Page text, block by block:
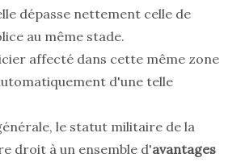
dépasse nettement celle de
au même stade.
affecté dans cette même zone
d'une telle
le statut militaire de la
droit à un ensemble d'avantages